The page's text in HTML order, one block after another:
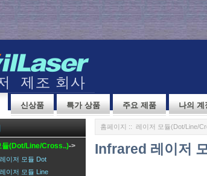
신상품 특가 상품 주요 제품 나의 계
듈(Dot/Line/Cross..)->
이저 모듈 Dot
이저 모듈 Line
홈페이지 :: 레이저 모듈(Dot/Line/
Infrared 레이저